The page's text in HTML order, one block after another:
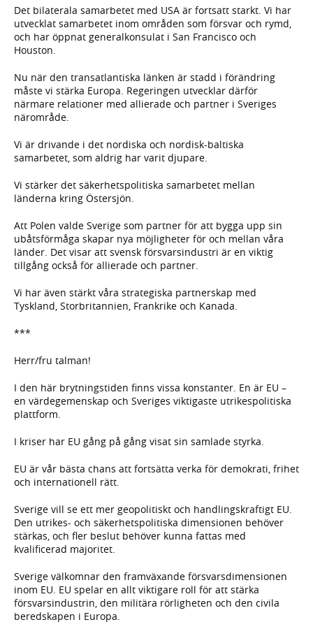
Det bilaterala samarbetet med USA är fortsatt starkt. Vi har
utvecklat samarbetet inom områden som försvar och rymd,
och har öppnat generalkonsulat i San Francisco och
Houston.
Nu när den transatlantiska länken är stadd i förändring
måste vi stärka Europa. Regeringen utvecklar därför
närmare relationer med allierade och partner i Sveriges
närområde.
Vi är drivande i det nordiska och nordisk-baltiska
samarbetet, som aldrig har varit djupare.
Vi stärker det säkerhetspolitiska samarbetet mellan
länderna kring Östersjön.
Att Polen valde Sverige som partner för att bygga upp sin
ubåtsförmåga skapar nya möjligheter för och mellan våra
länder. Det visar att svensk försvarsindustri är en viktig
tillgång också för allierade och partner.
Vi har även stärkt våra strategiska partnerskap med
Tyskland, Storbritannien, Frankrike och Kanada.
***
Herr/fru talman!
I den här brytningstiden finns vissa konstanter. En är EU –
en värdegemenskap och Sveriges viktigaste utrikespolitiska
plattform.
I kriser har EU gång på gång visat sin samlade styrka.
EU är vår bästa chans att fortsätta verka för demokrati, frihet
och internationell rätt.
Sverige vill se ett mer geopolitiskt och handlingskraftigt EU.
Den utrikes- och säkerhetspolitiska dimensionen behöver
stärkas, och fler beslut behöver kunna fattas med
kvalificerad majoritet.
Sverige välkomnar den framväxande försvarsdimensionen
inom EU. EU spelar en allt viktigare roll för att stärka
försvarsindustrin, den militära rörligheten och den civila
beredskapen i Europa.